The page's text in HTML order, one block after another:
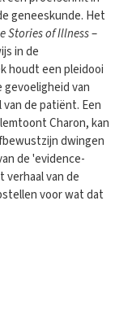
geneeskunde. Het
Stories of Illness–
in de
houdt een pleidooi
van
de patiënt. Een
Charon, kan
dwingen
de 'evidence-
verhaal van de
voor wat dat